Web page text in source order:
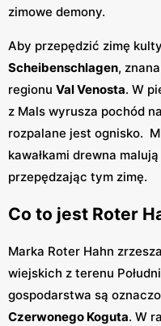
zimowe demony.
Aby przepędzić zimę
Scheibenschlagen,
regionu Val Venosta. W
z Mals wyrusza pochód
rozpalane jest ognisko.
kawałkami drewna
przepędzając tym zimę.
Co to jest Roter
Marka Roter Hahn
wiejskich z terenu
gospodarstwa są
Czerwonego Koguta. W